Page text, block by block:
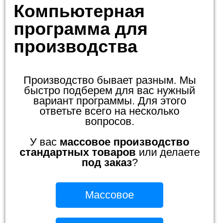
Компьютерная
программа для
производства
Производство бывает разным. Мы
быстро подберем для вас нужный
вариант программы. Для этого
ответьте всего на несколько
вопросов.
У вас массовое производство
стандартных товаров или делаете
под заказ?
Массовое